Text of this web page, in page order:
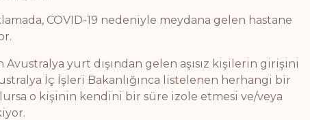
COVID-19 nedeniyle meydana gelen hastane
yurt dışından gelen aşısız kişilerin girişini
İç İşleri Bakanlığınca listelenen herhangi bir
o kişinin kendini bir süre izole etmesi ve/veya